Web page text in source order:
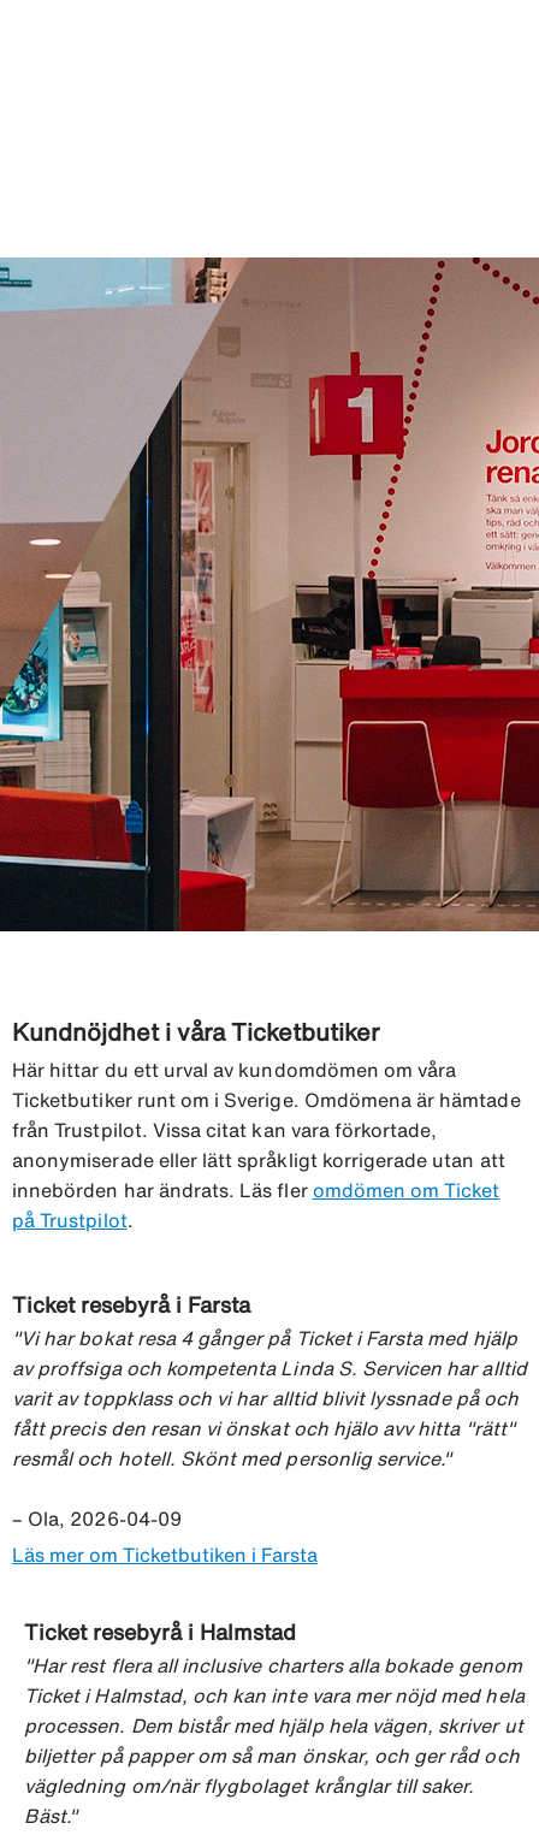
Kundnöjdhet i våra Ticketbutiker
Här hittar du ett urval av kundomdömen om våra
Ticketbutiker runt om i Sverige. Omdömena är hämtade
från Trustpilot. Vissa citat kan vara förkortade,
anonymiserade eller lätt språkligt korrigerade utan att
innebörden har ändrats. Läs fler omdömen om Ticket
på Trustpilot.
Ticket resebyrå i Farsta
"Vi har bokat resa 4 gånger på Ticket i Farsta med hjälp
av proffsiga och kompetenta Linda S. Servicen har alltid
varit av toppklass och vi har alltid blivit lyssnade på och
fått precis den resan vi önskat och hjälo avv hitta "rätt"
resmål och hotell. Skönt med personlig service."
– Ola, 2026-04-09
Läs mer om Ticketbutiken i Farsta
Ticket resebyrå i Halmstad
"Har rest flera all inclusive charters alla bokade genom
Ticket i Halmstad, och kan inte vara mer nöjd med hela
processen. Dem bistår med hjälp hela vägen, skriver ut
biljetter på papper om så man önskar, och ger råd och
vägledning om/när flygbolaget krånglar till saker.
Bäst."